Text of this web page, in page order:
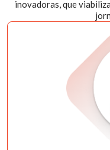
inovadoras, que